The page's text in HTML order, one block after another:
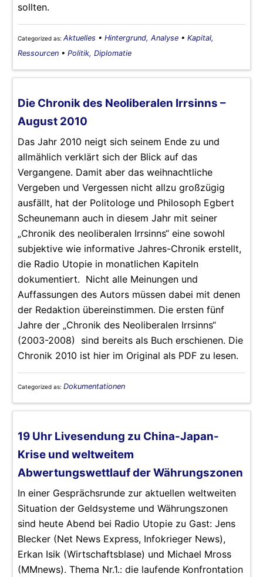
sollten.
Categorized as: Aktuelles • Hintergrund, Analyse • Kapital,
Ressourcen • Politik, Diplomatie
Die Chronik des Neoliberalen Irrsinns –
August 2010
Das Jahr 2010 neigt sich seinem Ende zu und
allmählich verklärt sich der Blick auf das
Vergangene. Damit aber das weihnachtliche
Vergeben und Vergessen nicht allzu großzügig
ausfällt, hat der Politologe und Philosoph Egbert
Scheunemann auch in diesem Jahr mit seiner
„Chronik des neoliberalen Irrsinns“ eine sowohl
subjektive wie informative Jahres-Chronik erstellt,
die Radio Utopie in monatlichen Kapiteln
dokumentiert. Nicht alle Meinungen und
Auffassungen des Autors müssen dabei mit denen
der Redaktion übereinstimmen. Die ersten fünf
Jahre der „Chronik des Neoliberalen Irrsinns“
(2003-2008) sind bereits als Buch erschienen. Die
Chronik 2010 ist hier im Original als PDF zu lesen.
Categorized as: Dokumentationen
19 Uhr Livesendung zu China-Japan-
Krise und weltweitem
Abwertungswettlauf der Währungszonen
In einer Gesprächsrunde zur aktuellen weltweiten
Situation der Geldsysteme und Währungszonen
sind heute Abend bei Radio Utopie zu Gast: Jens
Blecker (Net News Express, Infokrieger News),
Erkan Isik (Wirtschaftsblase) und Michael Mross
(MMnews). Thema Nr.1.: die laufende Konfrontation